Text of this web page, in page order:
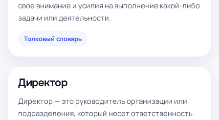
свое внимание и усилия на выполнение какой-либо
задачи или деятельности.
Толковый словарь
Директор
Директор — это руководитель организации или
подразделения, который несет ответственность